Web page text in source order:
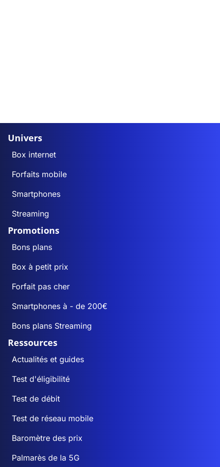
Univers
Box internet
Forfaits mobile
Smartphones
Streaming
Promotions
Bons plans
Box à petit prix
Forfait pas cher
Smartphones à - de 200€
Bons plans Streaming
Ressources
Actualités et guides
Test d'éligibilité
Test de débit
Test de réseau mobile
Baromètre des prix
Palmarès de la 5G